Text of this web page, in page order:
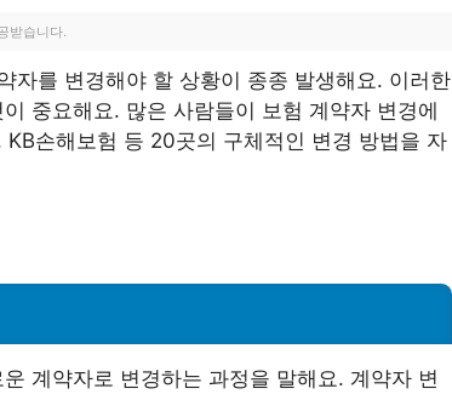
받습니다.
자를 변경해야 할 상황이 종종 발생해요. 이러한
중요해요. 많은 사람들이 보험 계약자 변경에
손해보험 등 20곳의 구체적인 변경 방법을 자
계약자로 변경하는 과정을 말해요. 계약자 변